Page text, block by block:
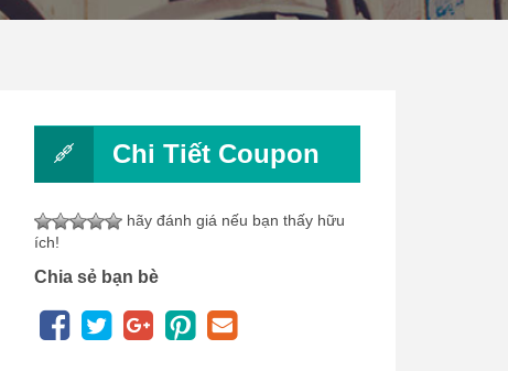
Chi Tiết Coupon
hãy đánh giá nếu bạn thấy hữu
ích!
Chia sẻ bạn bè